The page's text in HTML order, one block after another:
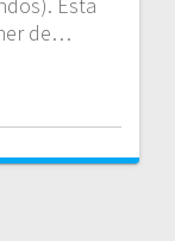
Esta
de…